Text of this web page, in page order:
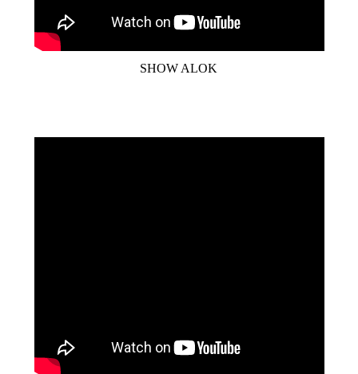
SHOW ALOK